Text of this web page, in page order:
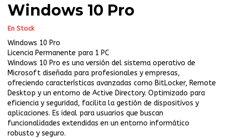
Windows 10 Pro
En Stock
Windows 10 Pro
Licencia Permanente para 1 PC
Windows 10 Pro es una versión del sistema operativo de
Microsoft diseñada para profesionales y empresas,
ofreciendo características avanzadas como BitLocker, Remote
Desktop y un entorno de Active Directory. Optimizado para
eficiencia y seguridad, facilita la gestión de dispositivos y
aplicaciones. Es ideal para usuarios que buscan
funcionalidades extendidas en un entorno informático
robusto y seguro.